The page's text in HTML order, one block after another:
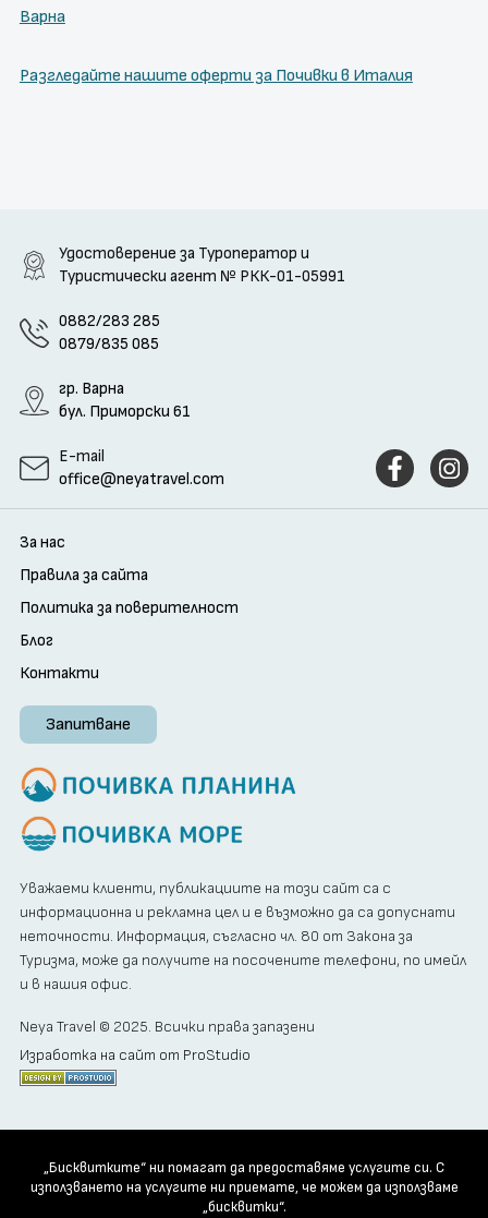
Варна
Разгледайте нашите оферти за Почивки в Италия
Удостоверение за Туроператор и
Туристически агент № РКК-01-05991
0882/283 285
0879/835 085
гр. Варна
бул. Приморски 61
E-mail
office@neyatravel.com
За нас
Правила за сайта
Политика за поверителност
Блог
Контакти
Запитване
Уважаеми клиенти, публикациите на този сайт са с
информационна и рекламна цел и е възможно да са допуснати
неточности. Информация, съгласно чл. 80 от Закона за
Туризма, може да получите на посочените телефони, по имейл
и в нашия офис.
Neya Travel © 2025. Всички права запазени
Изработка на сайт от ProStudio
„Бисквитките“ ни помагат да предоставяме услугите си. С
използването на услугите ни приемате, че можем да използваме
„бисквитки“.